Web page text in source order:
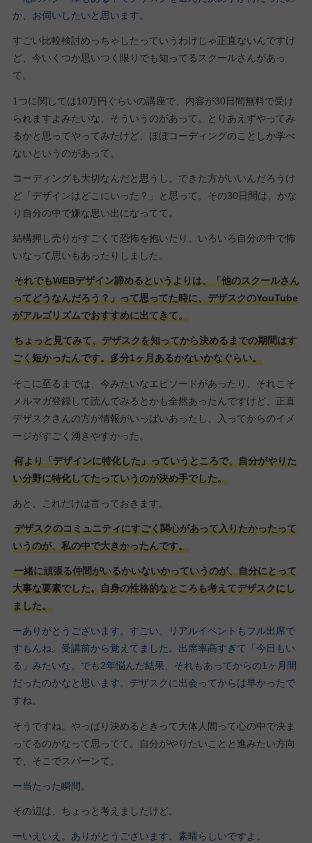
か、お伺いしたいと思います。
すごい比較検討めっちゃしたっていうわけじゃ正直ないんですけ
ど、今いくつか思いつく限りでも知ってるスクールさんがあっ
て。
1つに関しては10万円ぐらいの講座で、内容が30日間無料で受け
られますよみたいな、そういうのがあって。とりあえずやってみ
るかと思ってやってみたけど、ほぼコーディングのことしか学べ
ないというのがあって。
コーディングも大切なんだと思うし、できた方がいいんだろうけ
ど「デザインはどこにいった？」と思って。その30日間は、かな
り自分の中で嫌な思い出になってて。
結構押し売りがすごくて恐怖を抱いたり。いろいろ自分の中で怖
いなって思いもあったりしました。
それでもWEBデザイン諦めるというよりは、「他のスクールさん
ってどうなんだろう？」って思ってた時に、デザスクのYouTube
がアルゴリズムでおすすめに出てきて。
ちょっと見てみて、デザスクを知ってから決めるまでの期間はす
ごく短かったんです。多分1ヶ月あるかないかなぐらい。
そこに至るまでは、今みたいなエピソードがあったり、それこそ
メルマガ登録して読んでみるとかも全然あったんですけど、正直
デザスクさんの方が情報がいっぱいあったし、入ってからのイメ
ージがすごく湧きやすかった。
何より「デザインに特化した」っていうところで、自分がやりた
い分野に特化してたっていうのが決め手でした。
あと、これだけは言っておきます。
デザスクのコミュニティにすごく関心があって入りたかったって
いうのが、私の中で大きかったんです。
一緒に頑張る仲間がいるかいないかっていうのが、自分にとって
大事な要素でした。自身の性格的なところも考えてデザスクにし
ました。
ーありがとうございます。すごい。リアルイベントもフル出席で
すもんね。受講前から覚えてました。出席率高すぎて「今日もい
る」みたいな。でも2年悩んだ結果、それもあってからの1ヶ月間
だったのかなと思います。デザスクに出会ってからは早かったで
すね。
そうですね。やっぱり決めるときって大体人間って心の中で決ま
ってるのかなって思ってて。自分がやりたいことと進みたい方向
で、そこでスパーンて。
ー当たった瞬間。
その辺は、ちょっと考えましたけど。
ーいえいえ。ありがとうございます。素晴らしいですよ。